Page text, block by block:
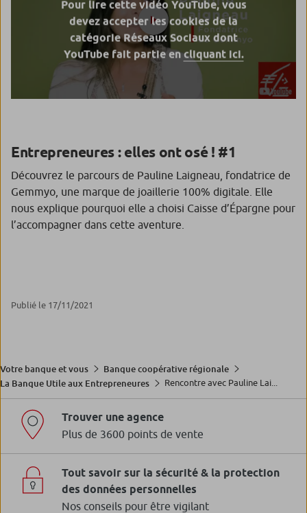
Pour lire cette vidéo YouTube, vous
devez accepter les cookies de la
catégorie Réseaux Sociaux dont
YouTube fait partie encliquant ici.
Entrepreneures : elles ont osé ! #1
Découvrez le parcours de Pauline Laigneau, fondatrice de
Gemmyo, une marque de joaillerie 100% digitale. Elle
nous explique pourquoi elle a choisi Caisse d’Épargne pour
l’accompagner dans cette aventure.
Publié le 17/11/2021
Votre banque et vous
Banque coopérative régionale
La Banque Utile aux Entrepreneures
Rencontre avec Pauline Lai...
Trouver une agence
Plus de 3600 points de vente
Tout savoir sur la sécurité & la protection
des données personnelles
Nos conseils pour être vigilant